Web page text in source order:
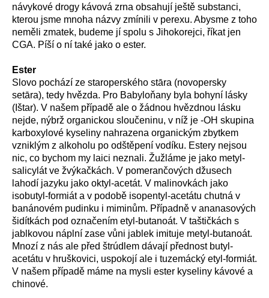
návykové drogy kávová zrna obsahují ještě substanci,
kterou jsme mnoha názvy zmínili v perexu. Abysme z toho
neměli zmatek, budeme jí spolu s Jihokorejci, říkat jen
CGA. Píší o ní také jako o ester.
Ester
Slovo pochází ze staroperského stāra (novopersky
setāra), tedy hvězda. Pro Babyloňany byla bohyní lásky
(Ištar). V našem případě ale o žádnou hvězdnou lásku
nejde, nýbrž organickou sloučeninu, v níž je -OH skupina
karboxylové kyseliny nahrazena organickým zbytkem
vzniklým z alkoholu po odštěpení vodíku. Estery nejsou
nic, co bychom my laici neznali. Žužláme je jako metyl-
salicylát ve žvýkačkách. V pomerančových džusech
lahodí jazyku jako oktyl-acetát. V malinovkách jako
isobutyl-formiát a v podobě isopentyl-acetátu chutná v
banánovém pudinku i miminům. Případně v ananasových
šidítkách pod označením etyl-butanoát. V taštičkách s
jablkovou náplní zase vůni jablek imituje metyl-butanoát.
Mnozí z nás ale před štrúdlem dávají přednost butyl-
acetátu v hruškovici, uspokojí ale i tuzemácký etyl-formiát.
V našem případě máme na mysli ester kyseliny kávové a
chinové.